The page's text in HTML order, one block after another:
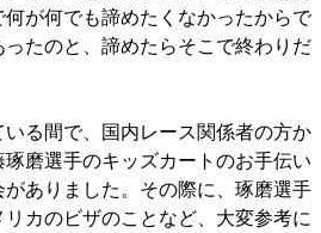
が何でも諦めたくなかったからで
たのと、諦めたらそこで終わりだ
る間で、国内レース関係者の方か
磨選手のキッズカートのお手伝い
ありました。その際に、琢磨選手
カのビザのことなど、大変参考に